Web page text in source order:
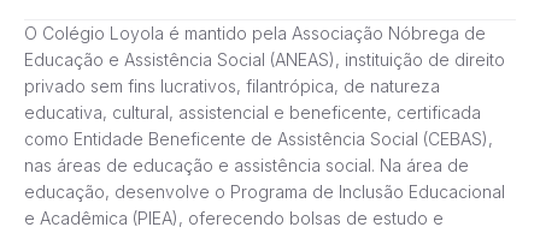
O Colégio Loyola é mantido pela Associação Nóbrega de
Educação e Assistência Social (ANEAS), instituição de direito
privado sem fins lucrativos, filantrópica, de natureza
educativa, cultural, assistencial e beneficente, certificada
como Entidade Beneficente de Assistência Social (CEBAS),
nas áreas de educação e assistência social. Na área de
educação, desenvolve o Programa de Inclusão Educacional
e Acadêmica (PIEA), oferecendo bolsas de estudo e